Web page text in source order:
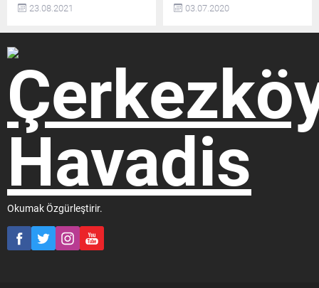
memur emeklilerinin
oranları belli oldu Ülkedeki 4
milyon memurun ve 2
milyonu aşkın memur
emeklisinin 2022 ve
2023’teki haklarının
belirleneceği 6. Dönem Toplu
son gününde anlaşma
sağlandı. Çalışma ve...
23.08.2021
da belli oldu. Memur ve
1,75 enflasyon farkı alacak.
Bağ-Kur ve SSK emeklileri ise
5,75 maaş zammı alacak.
Kaynak: halktv.com.tr
03.07.2020
Okumak Özgürleştirir.